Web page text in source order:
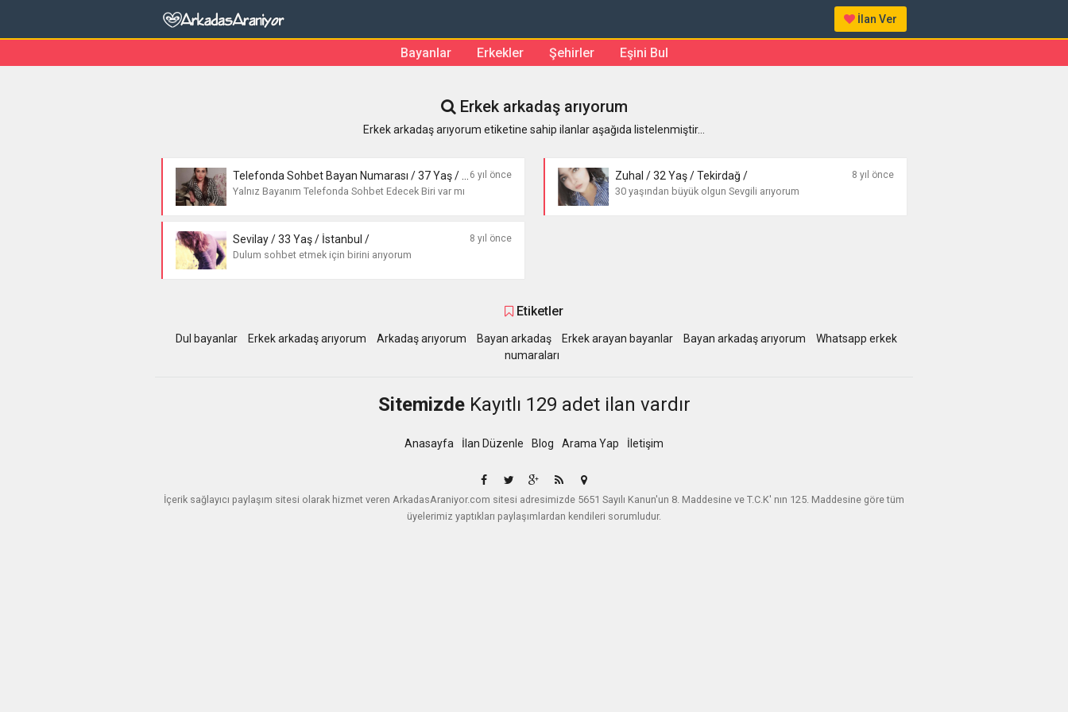
İlan Ver
Bayanlar Erkekler Şehirler Eşini Bul
Erkek arkadaş arıyorum
Erkek arkadaş arıyorum etiketine sahip ilanlar aşağıda listelenmiştir...
6 yıl önce
Yalnız Bayanım Telefonda Sohbet Edecek Biri var mı
8 yıl önce
Zuhal / 32 Yaş / Tekirdağ /
30 yaşından büyük olgun Sevgili arıyorum
8 yıl önce
Sevilay / 33 Yaş / İstanbul /
Dulum sohbet etmek için birini arıyorum
Etiketler
Dul bayanlar Erkek arkadaş arıyorum Arkadaş arıyorum Bayan arkadaş Erkek arayan bayanlar Bayan arkadaş arıyorum
Whatsapp erkek
numaraları
SitemizdeKayıtlı 129 adet ilan vardır
Anasayfa İlan Düzenle Blog Arama Yap İletişim
İçerik sağlayıcı paylaşım sitesi olarak hizmet veren ArkadasAraniyor.com sitesi adresimizde 5651 Sayılı Kanun'un 8. Maddesine ve T.C.K' nın 125. Maddesine göre tüm
üyelerimiz yaptıkları paylaşımlardan kendileri sorumludur.